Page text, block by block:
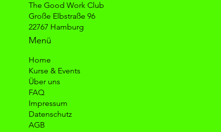
The Good Work Club
Große Elbstraße 96
22767 Hamburg
Menü
Home
Kurse & Events
Über uns
FAQ
Impressum
Datenschutz
AGB